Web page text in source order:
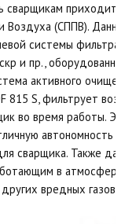
сварщикам приходит
(СППВ).
системы
и пр.,
активного
815 S, фильтрует
во время работы.
автономность
сварщика. Также
в атмосфере
вредных